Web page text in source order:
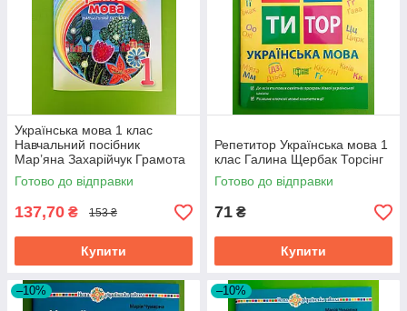
Українська мова 1 клас
Навчальний посібник
Мар’яна Захарійчук Грамота
НУШ
Готово до відправки
137,70 ₴ 153 ₴
Купити
Репетитор Українська мова 1
клас Галина Щербак Торсінг
Готово до відправки
71 ₴
Купити
–10% –10%